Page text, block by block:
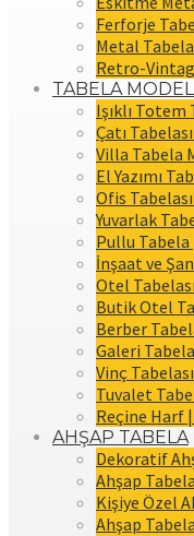
Ferforje
Metal
Retro-
TABELA
Işıklı
Çatı
Villa Tabela
El Yazımı
Ofis
Yuvarlak
Pullu
İnşaat ve
Otel
Butik Otel
Berber
Galeri
Vinç
Tuvalet
Reçine Harf
AHŞAP TABELA
Dekoratif
Ahşap
Kişiye Özel
Ahşap